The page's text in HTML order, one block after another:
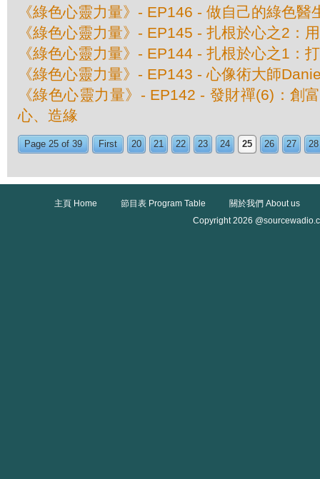
《綠色心靈力量》- EP146 - 做自己的綠色醫
《綠色心靈力量》- EP145 - 扎根於心之2：
《綠色心靈力量》- EP144 - 扎根於心之1：
《綠色心靈力量》- EP143 - 心像術大師
《綠色心靈力量》- EP142 - 發財禪(6)：創
心、造緣
Page 25 of 39 First 20 21 22 23 24 25 26 27 28
主頁 Home 節目表 Program Table
關於我們 About us
Copyright 2026